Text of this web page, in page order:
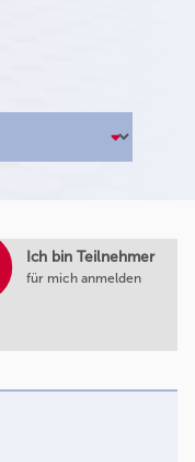
Ich bin Teilnehmer
für mich anmelden